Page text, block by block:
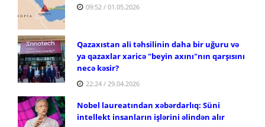
09:52 / 01.05.2026
Qazaxıstan ali təhsilinin daha bir uğuru və
ya qazaxlar xaricə "beyin axını"nın qarşısını
necə kəsir?
22:24 / 29.04.2026
Nobel laureatından xəbərdarlıq: Süni
intellekt insanların işlərini əlindən alır